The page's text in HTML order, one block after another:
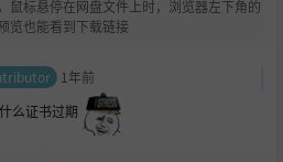
鼠标悬停在网盘文件上时，浏览器左下角的
览也能看到下载链接
1年前
么证书过期